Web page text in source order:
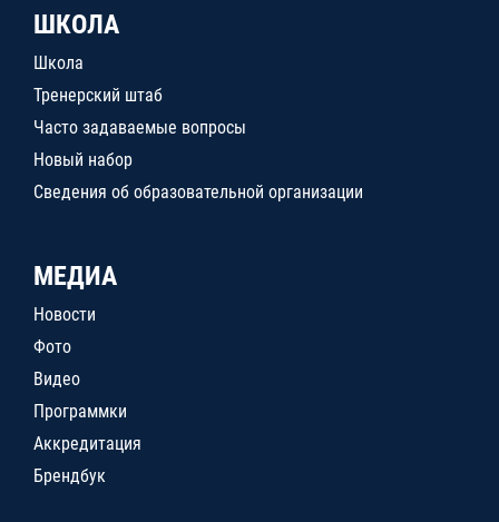
ШКОЛА
Школа
Тренерский штаб
Часто задаваемые вопросы
Новый набор
Сведения об образовательной организации
МЕДИА
Новости
Фото
Видео
Программки
Аккредитация
Брендбук